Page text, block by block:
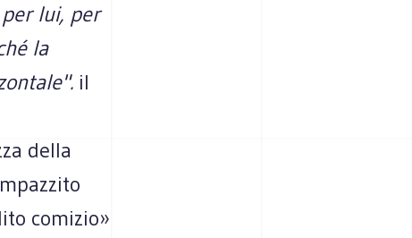
lui, per
la
il
della
comizio»